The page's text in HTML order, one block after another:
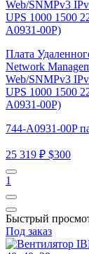
Плата
Network
Web/SNMPv3
UPS 1000 1500
A0931-00P)
744-A0931-00P
25 319 ₽ $300
1
Быстрый
Под заказ